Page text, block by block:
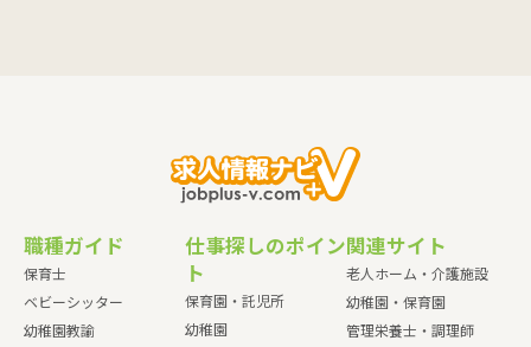
職種ガイド
保育士
ベビーシッター
幼稚園教諭
仕事探しのポイン
ト
保育園・託児所
幼稚園
関連サイト
老人ホーム・介護施設
幼稚園・保育園
管理栄養士・調理師